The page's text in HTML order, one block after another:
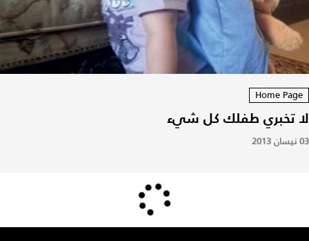
Home Page
لا تخبري طفلك كل شيء
03 نيسان 2013